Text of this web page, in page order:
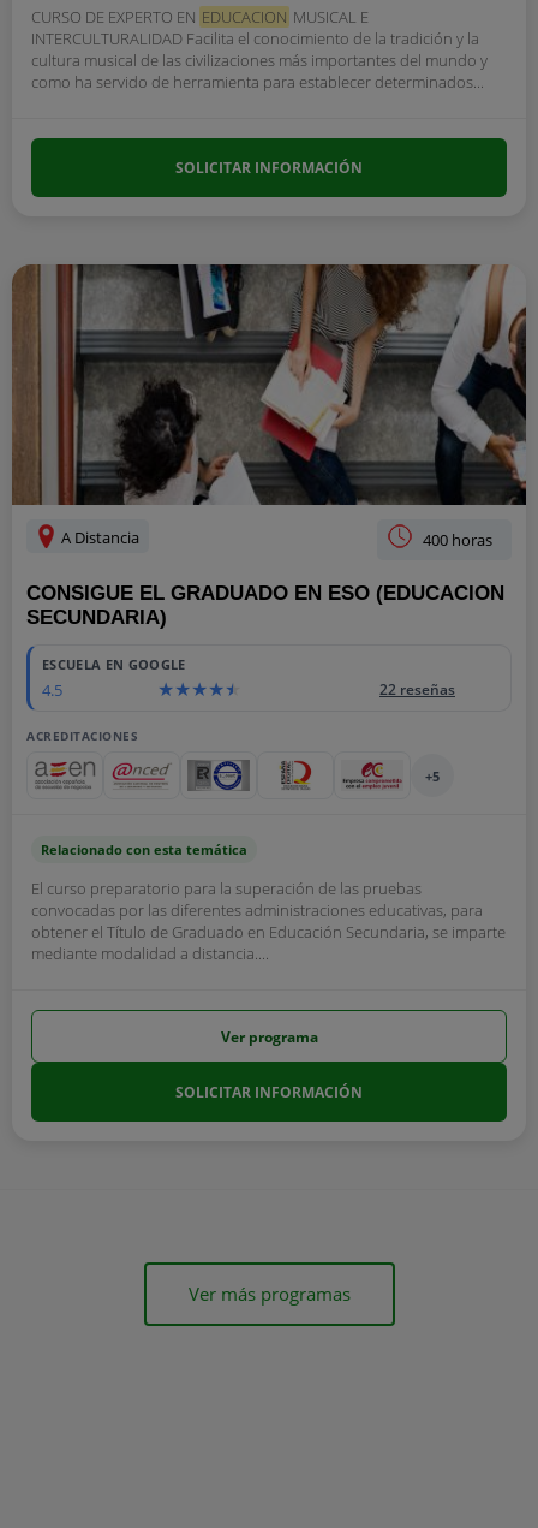
CURSO DE EXPERTO EN EDUCACION MUSICAL E
INTERCULTURALIDAD Facilita el conocimiento de la tradición y la
cultura musical de las civilizaciones más importantes del mundo y
como ha servido de herramienta para establecer determinados...
SOLICITAR INFORMACIÓN
A Distancia 400 horas
CONSIGUE EL GRADUADO EN ESO (EDUCACION
SECUNDARIA)
ESCUELA EN GOOGLE
4.5 22 reseñas
ACREDITACIONES
+5
Relacionado con esta temática
El curso preparatorio para la superación de las pruebas
convocadas por las diferentes administraciones educativas, para
obtener el Título de Graduado en Educación Secundaria, se imparte
mediante modalidad a distancia....
Ver programa
SOLICITAR INFORMACIÓN
Ver más programas